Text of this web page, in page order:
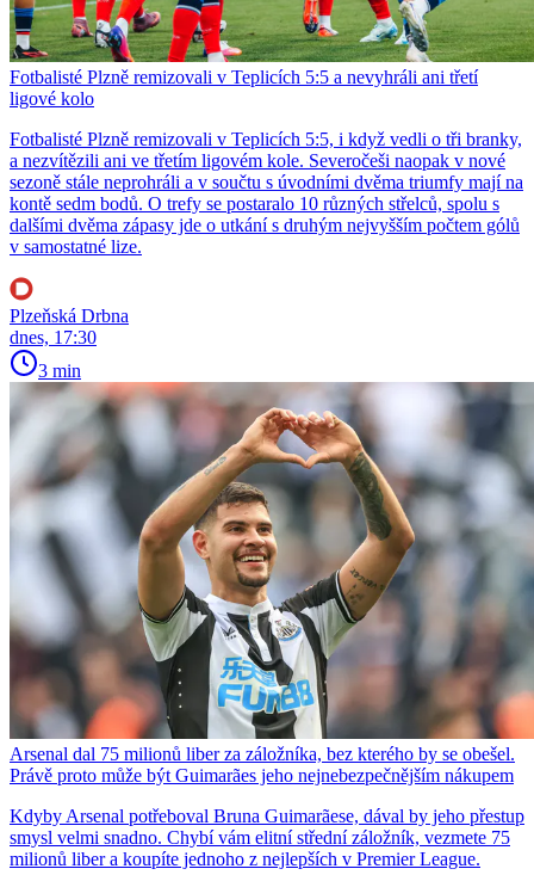
Fotbalisté Plzně remizovali v Teplicích 5:5 a nevyhráli ani třetí
ligové kolo
Fotbalisté Plzně remizovali v Teplicích 5:5, i když vedli o tři branky,
a nezvítězili ani ve třetím ligovém kole. Severočeši naopak v nové
sezoně stále neprohráli a v součtu s úvodními dvěma triumfy mají na
kontě sedm bodů. O trefy se postaralo 10 různých střelců, spolu s
dalšími dvěma zápasy jde o utkání s druhým nejvyšším počtem gólů
v samostatné lize.
Plzeňská Drbna
dnes, 17:30
3 min
Arsenal dal 75 milionů liber za záložníka, bez kterého by se obešel.
Právě proto může být Guimarães jeho nejnebezpečnějším nákupem
Kdyby Arsenal potřeboval Bruna Guimarãese, dával by jeho přestup
smysl velmi snadno. Chybí vám elitní střední záložník, vezmete 75
milionů liber a koupíte jednoho z nejlepších v Premier League.